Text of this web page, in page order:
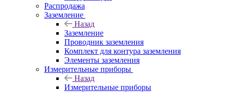
Распродажа
Заземление
Назад
Заземление
Проводник заземления
Комплект для контура заземления
Элементы заземления
Измерительные приборы
Назад
Измерительные приборы